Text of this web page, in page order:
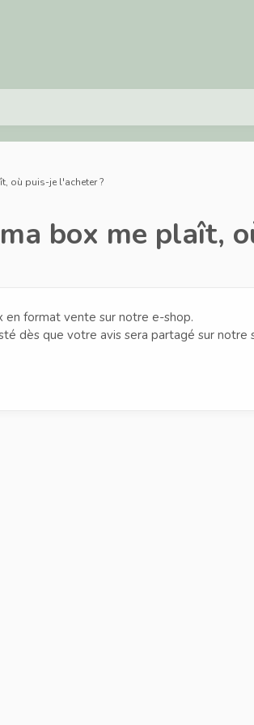
où puis-je l'acheter ?
box me plaît,
format vente sur notre e-shop.
dès que votre avis sera partagé sur notre